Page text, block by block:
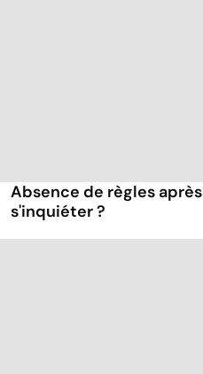
Absence de règles
s'inquiéter ?